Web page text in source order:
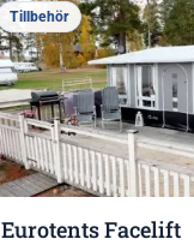
Tillbehör
Eurotents Facelift